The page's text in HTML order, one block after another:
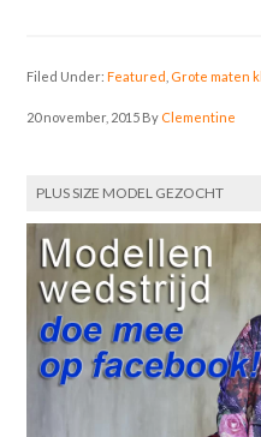
Filed Under:Featured Grote maten
20 november, 2015 By Clementine
PLUS SIZE MODEL GEZOCHT